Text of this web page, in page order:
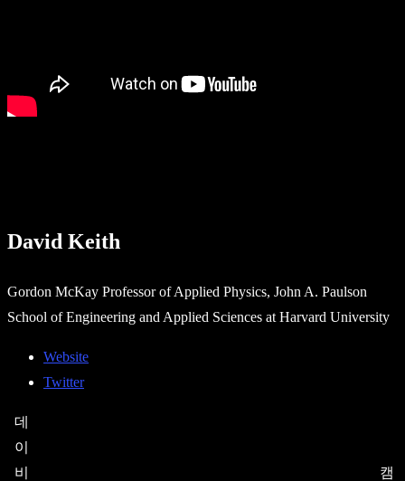
David Keith
Gordon McKay Professor of Applied Physics, John A. Paulson
School of Engineering and Applied Sciences at Harvard University
Website
Twitter
데
이
비
캠